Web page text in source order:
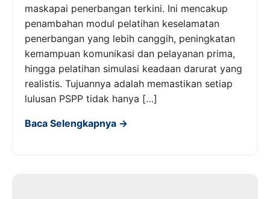
maskapai penerbangan terkini. Ini mencakup
penambahan modul pelatihan keselamatan
penerbangan yang lebih canggih, peningkatan
kemampuan komunikasi dan pelayanan prima,
hingga pelatihan simulasi keadaan darurat yang
realistis. Tujuannya adalah memastikan setiap
lulusan PSPP tidak hanya […]
Baca Selengkapnya →